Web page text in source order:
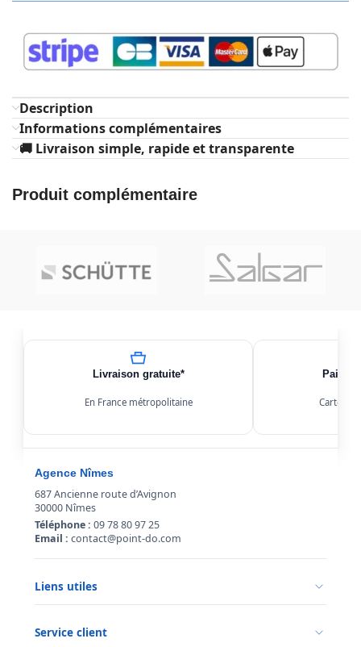
Description
Informations complémentaires
🚚 Livraison simple, rapide et transparente
Produit complémentaire
Livraison gratuite*
En France métropolitaine Carte,
Agence Nîmes
687 Ancienne route d’Avignon
30000 Nîmes
Téléphone : 09 78 80 97 25
Email : contact@point-do.com
Liens utiles
Conditions générales de vente
Service client